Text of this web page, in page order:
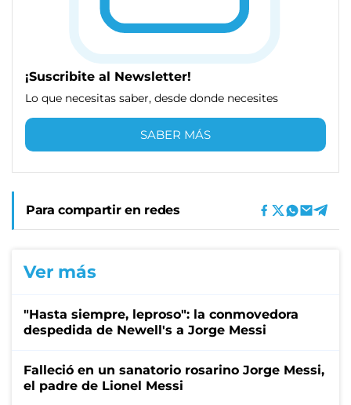
¡Suscribite al Newsletter!
Lo que necesitas saber, desde donde necesites
SABER MÁS
Para compartir en redes
Ver más
"Hasta siempre, leproso": la conmovedora
despedida de Newell's a Jorge Messi
Falleció en un sanatorio rosarino Jorge Messi,
el padre de Lionel Messi